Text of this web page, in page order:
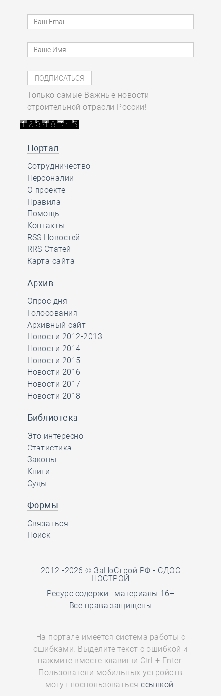
Только самые Важные новости
строительной отрасли России!
Портал
Сотрудничество
Персоналии
О проекте
Правила
Помощь
Контакты
RSS Новостей
RRS Статей
Карта сайта
Архив
Опрос дня
Голосования
Архивный сайт
Новости 2012-2013
Новости 2014
Новости 2015
Новости 2016
Новости 2017
Новости 2018
Библиотека
Это интересно
Статистика
Законы
Книги
Суды
Формы
Связаться
Поиск
2012 -2026 © ЗаНоСтрой.РФ - СДОС
НОСТРОЙ
Ресурс содержит материалы 16+
Все права защищены
На портале имеется система работы с
ошибками. Выделите текст с ошибкой и
нажмите вместе клавиши Ctrl + Enter.
Пользователи мобильных устройств
могут воспользоватьсяссылкой.